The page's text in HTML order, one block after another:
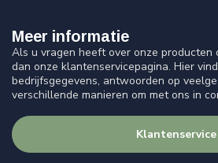
Meer informatie
Als u vragen heeft over onze producten
dan onze klantenservicepagina. Hier
bedrijfsgegevens, antwoorden op
verschillende manieren om met ons in
Klantenservice